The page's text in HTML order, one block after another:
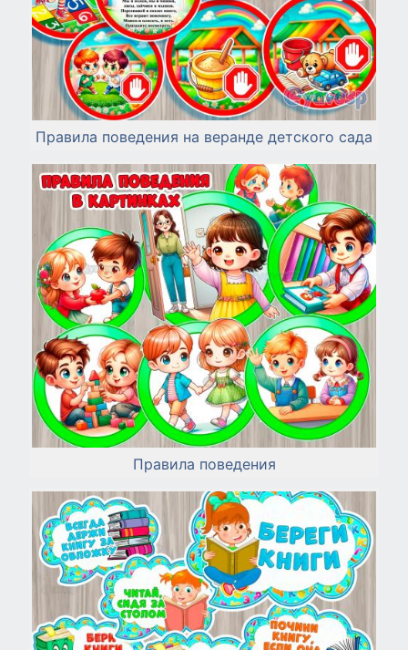
Правила поведения на веранде детского сада
Правила поведения